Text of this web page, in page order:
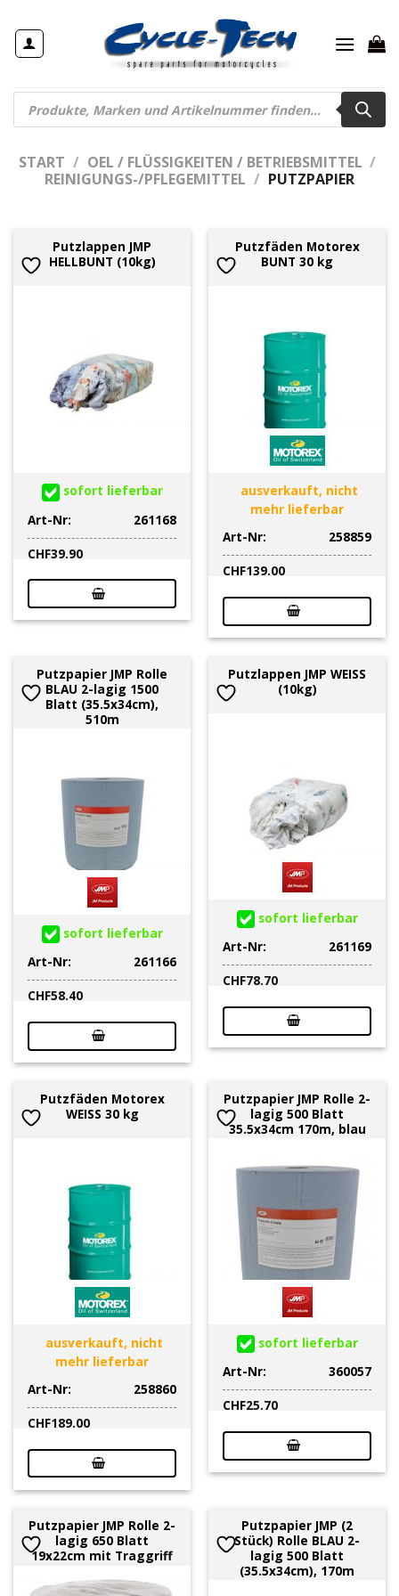
Inhalt
springen
Products
search
START / OEL / FLÜSSIGKEITEN / BETRIEBSMITTEL /
REINIGUNGS-/PFLEGEMITTEL / PUTZPAPIER
Putzlappen JMP
HELLBUNT (10kg)
sofort lieferbar
Art-Nr:
261168
CHF39.90
Putzfäden Motorex
BUNT 30 kg
ausverkauft, nicht
mehr lieferbar
Art-Nr:
258859
CHF139.00
Putzpapier JMP Rolle
BLAU 2-lagig 1500
Blatt (35.5x34cm),
510m
sofort lieferbar
Art-Nr:
261166
CHF58.40
Putzlappen JMP WEISS
(10kg)
sofort lieferbar
Art-Nr:
261169
CHF78.70
Putzfäden Motorex
WEISS 30 kg
ausverkauft, nicht
mehr lieferbar
Art-Nr:
258860
CHF189.00
Putzpapier JMP Rolle 2-
lagig 500 Blatt
35.5x34cm 170m, blau
sofort lieferbar
Art-Nr:
360057
CHF25.70
Putzpapier JMP Rolle 2-
lagig 650 Blatt
19x22cm mit Traggriff
Putzpapier JMP (2
Stück) Rolle BLAU 2-
lagig 500 Blatt
(35.5x34cm), 170m